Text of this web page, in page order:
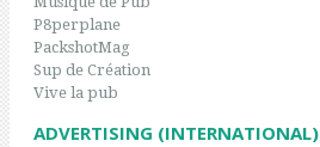
P8perplane
PackshotMag
Sup de Création
Vive la pub
ADVERTISING (INTERNATIONAL)